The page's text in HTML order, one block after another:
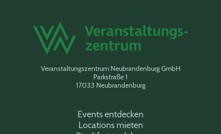
Veranstaltungszentrum Neubrandenburg GmbH
Parkstraße 1
17033 Neubrandenburg
Events entdecken
Locations mieten